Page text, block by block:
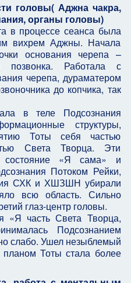
головы( Аджна чакра,
органы головы)
в процессе сеанса была
вихрем Аджны. Начала
основания черепа –
позвонка. Работала с
черепа, дураматером
до копчика, так
в теле Подсознания
структуры,
Тоты себя частью
Света Творца. Эти
состояние «Я сама» и
Потоком Рейки,
СХК и ХШЗШН убирали
всю область. Сильно
глаз-центр головы.
«Я часть Света Творца,
Подсознанием
слабо. Ушел незыблемый
Тоты стала более